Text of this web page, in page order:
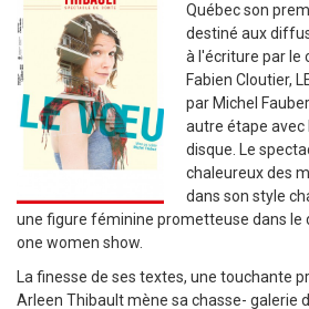
Québec son
destiné aux
à l'écriture par le
Fabien Cloutier,
par Michel
autre étape avec
disque. Le
chaleureux des
dans son style
une figure féminine prometteuse dans le
one women show.
La finesse de ses textes, une touchante
Arleen Thibault mène sa chasse- galerie